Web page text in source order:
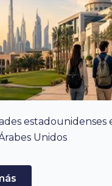
estadounidenses
Unidos